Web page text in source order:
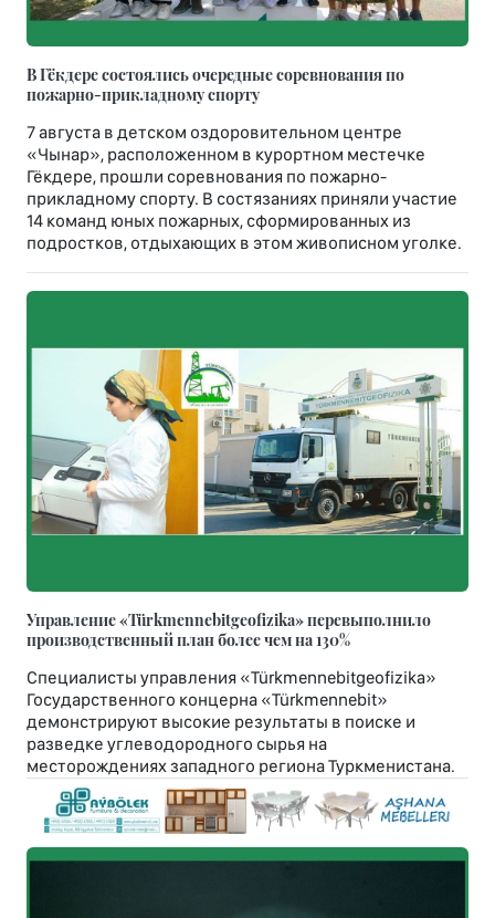
В Гёкдере состоялись очередные соревнования по
пожарно-прикладному спорту
7 августа в детском оздоровительном центре
«Чынар», расположенном в курортном местечке
Гёкдере, прошли соревнования по пожарно-
прикладному спорту. В состязаниях приняли участие
14 команд юных пожарных, сформированных из
подростков, отдыхающих в этом живописном уголке.
Управление «Türkmennebitgeofizika» перевыполнило
производственный план более чем на 130%
Специалисты управления «Türkmennebitgeofizika»
Государственного концерна «Türkmennebit»
демонстрируют высокие результаты в поиске и
разведке углеводородного сырья на
месторождениях западного региона Туркменистана.